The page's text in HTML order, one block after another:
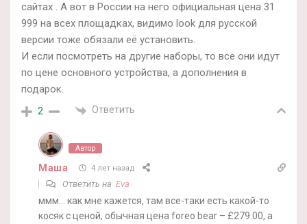
сайтах . А вот в России на него официальная цена 31
999 на всех площадках, видимо look для русской
версии тоже обязали её установить.
И если посмотреть на другие наборы, то все они идут
по цене основного устройства, а дополнения в
подарок.
2 Ответить
Автор
Маша 4 лет назад
Ответить на Eva
ммм… как мне кажется, там все-таки есть какой-то
косяк с ценой, обычная цена foreo bear – £279.00, а